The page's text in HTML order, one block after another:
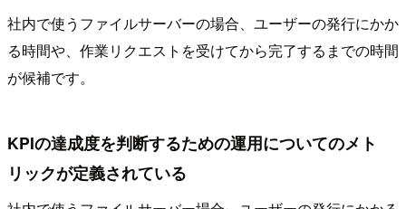
社内で使うファイルサーバーの場合、ユーザーの発行にかか
る時間や、作業リクエストを受けてから完了するまでの時間
が候補です。
KPIの達成度を判断するための運用についてのメト
リックが定義されている